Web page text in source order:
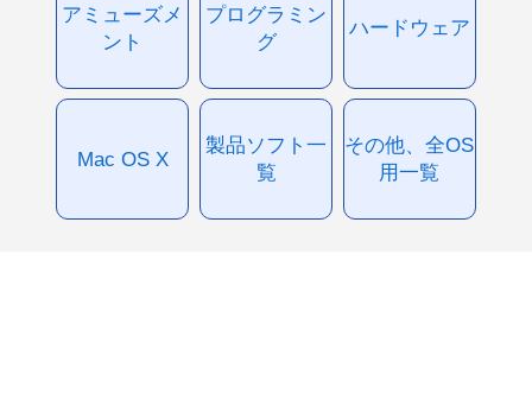
アミューズメ
ント
プログラミン
グ
ハードウェア
Mac OS X
製品ソフト一
覧
その他、全OS
用一覧